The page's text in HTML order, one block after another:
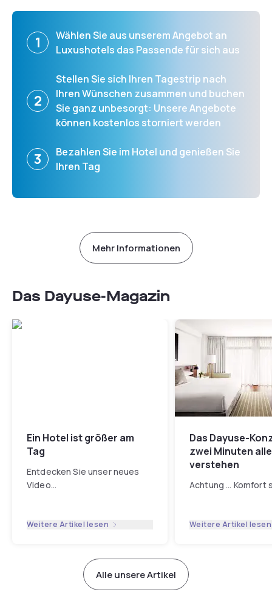
1
Wählen Sie aus unserem Angebot an
Luxushotels das Passende für sich aus
2
Stellen Sie sich Ihren Tagestrip nach
Ihren Wünschen zusammen und buchen
Sie ganz unbesorgt: Unsere Angebote
können kostenlos storniert werden
3
Bezahlen Sie im Hotel und genießen Sie
Ihren Tag
Mehr Informationen
Das Dayuse-Magazin
Ein Hotel ist größer am
Tag
Entdecken Sie unser neues
Video...
Weitere Artikel lesen
Das Dayuse-
zwei Minuten
verstehen
Achtung ... Komfort
Weitere Artikel lesen
Alle unsere Artikel